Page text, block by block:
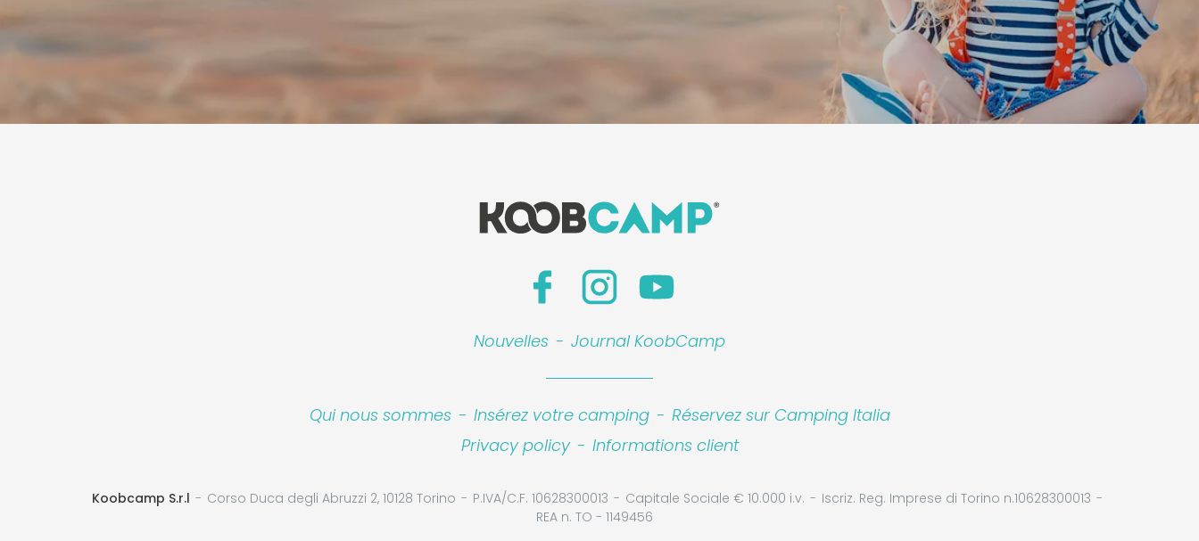
Nouvelles - Journal KoobCamp
Qui nous sommes - Insérez votre camping - Réservez sur Camping Italia
Privacy policy - Informations client
Koobcamp S.r.l Corso Duca degli Abruzzi 2, 10128 Torino P.IVA/C.F. 10628300013 Capitale Sociale € 10.000 i.v.
Iscriz. Reg. Imprese di Torino n.10628300013
REA n. TO - 1149456